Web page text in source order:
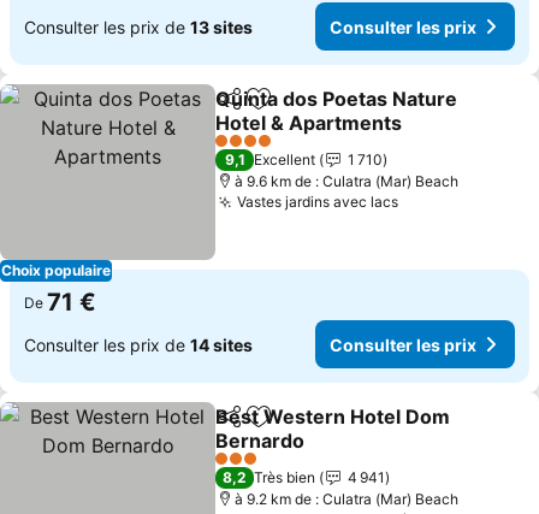
Consulter les prix de 13 sites Consulter les prix
Choix populaire
PartagerAjouter à mes favoris
Quinta dos Poetas Nature
Hotel & Apartments
Consulter les prix
4 Étoiles
9,1 Excellent
1 710
à 9.6 km de : Culatra (Mar) Beach
Vastes jardins avec lacsConsulter les
De 71 €
Consulter les prix de 14 sites Consulter les prix
PartagerAjouter à mes favoris
Best Western Hotel Dom
Bernardo
Consulter les prix
3 Étoiles
8,2 Très bien
4 941
à 9.2 km de : Culatra (Mar) Beach